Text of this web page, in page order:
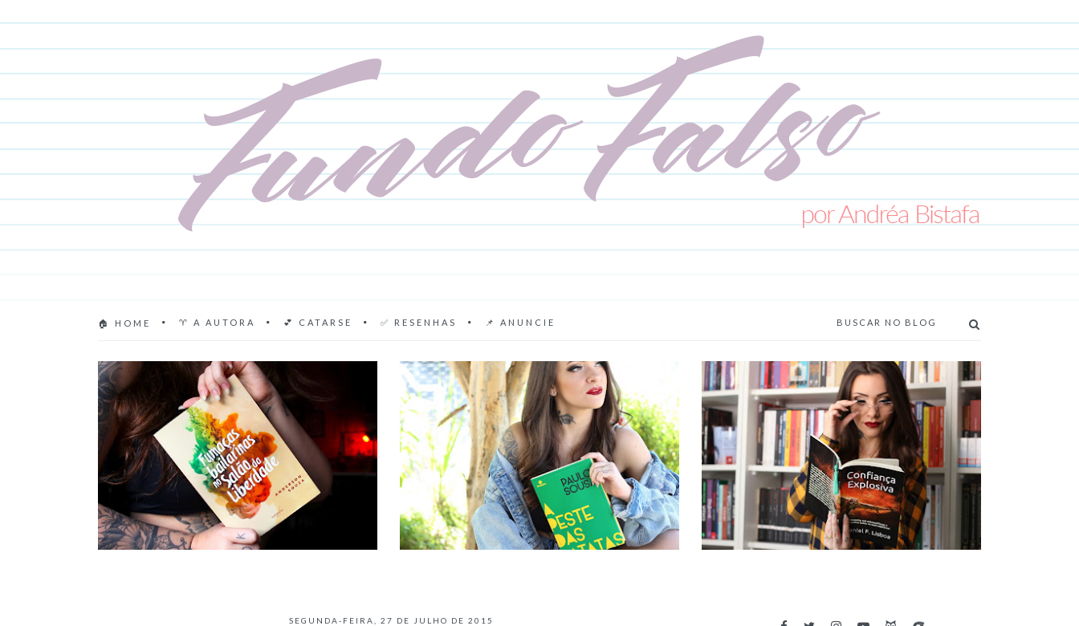
🏠 HOME ♈ A AUTORA 💕 CATARSE ✅ RESENHAS 📌 ANUNCIE
NO SALÃO DA LIBERDADE -
- PAULO SOUSA
- DANIEL F. LISBOA
SEGUNDA-FEIRA, 27 DE JULHO DE 2015